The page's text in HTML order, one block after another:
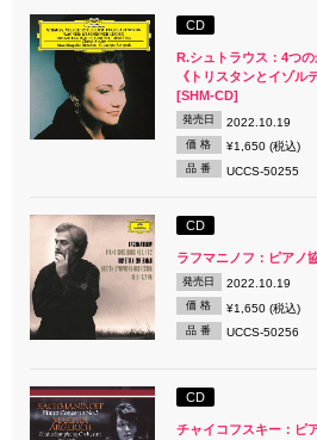
CD
R.シュトラウス：4つ
《トリスタンとイゾ
[SHM-CD]
発売日 2022.10.19
価 格 ¥1,650 (税込)
品 番 UCCS-50255
CD
ラフマニノフ：ピアノ
発売日 2022.10.19
価 格 ¥1,650 (税込)
品 番 UCCS-50256
CD
チャイコフスキー：ピ